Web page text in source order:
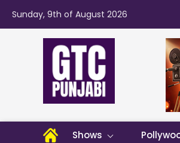
Sunday, 9th of August 2026
Shows